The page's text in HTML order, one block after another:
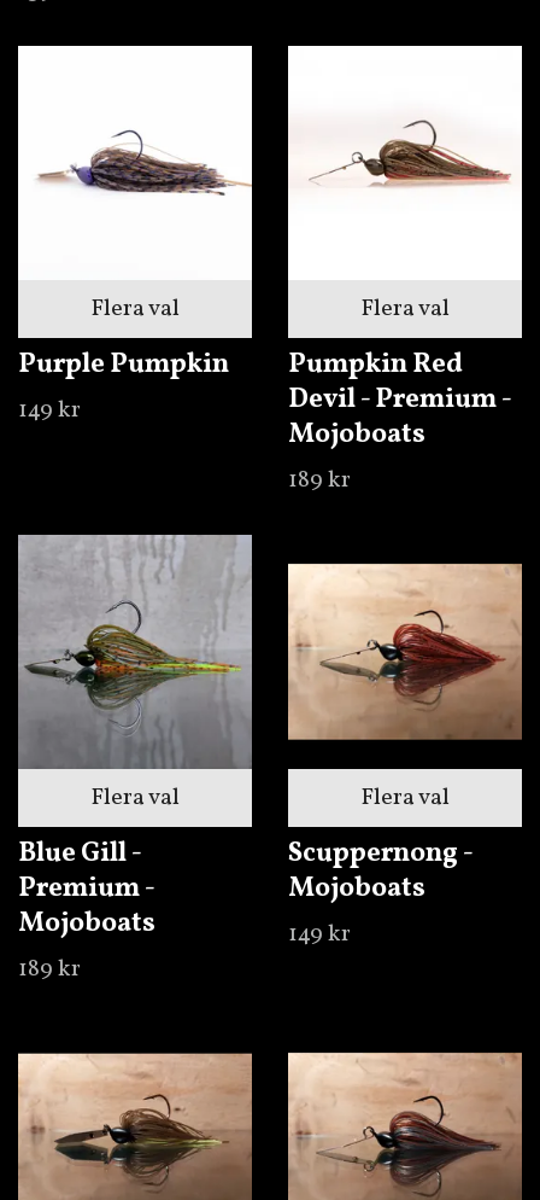
Flera val
Purple Pumpkin
149 kr
Flera val
Pumpkin Red
Devil - Premium -
Mojoboats
189 kr
Flera val
Blue Gill -
Premium -
Mojoboats
189 kr
Flera val
Scuppernong -
Mojoboats
149 kr